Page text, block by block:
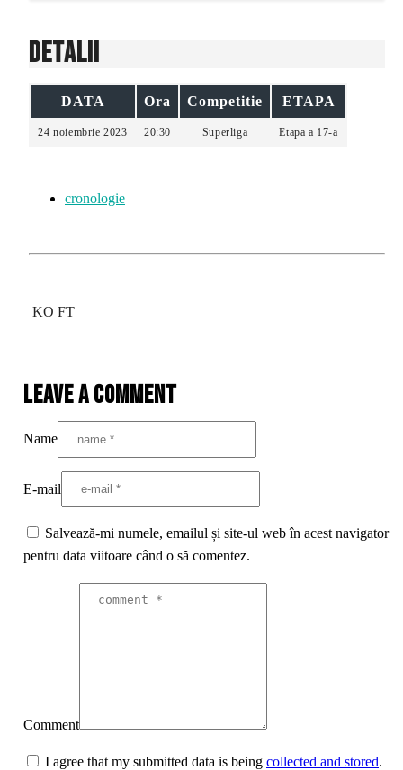
Detalii
DATA Ora Competitie ETAPA
24 noiembrie 2023 20:30 Superliga Etapa a 17-a
cronologie
KO FT
Leave a comment
Name
E-mail
Salvează-mi numele, emailul și site-ul web în acest navigator
pentru data viitoare când o să comentez.
Comment
I agree that my submitted data is being collected and stored.